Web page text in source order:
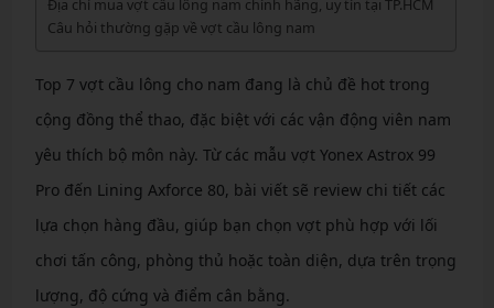
Địa chỉ mua vợt cầu lông nam chính hãng, uy tín tại TP.HCM
Câu hỏi thường gặp về vợt cầu lông nam
Top 7 vợt cầu lông cho nam đang là chủ đề hot trong
cộng đồng thể thao, đặc biệt với các vận động viên nam
yêu thích bộ môn này. Từ các mẫu vợt Yonex Astrox 99
Pro đến Lining Axforce 80, bài viết sẽ review chi tiết các
lựa chọn hàng đầu, giúp bạn chọn vợt phù hợp với lối
chơi tấn công, phòng thủ hoặc toàn diện, dựa trên trọng
lượng, độ cứng và điểm cân bằng.